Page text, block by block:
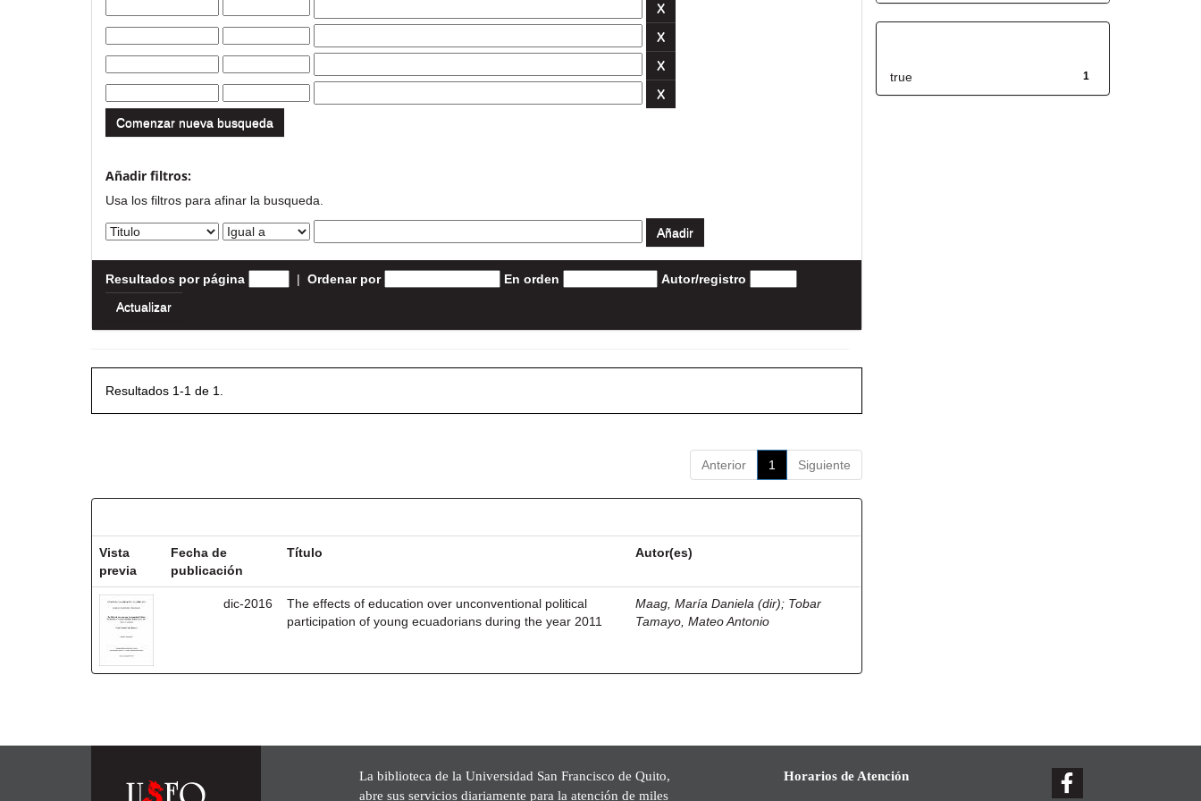
Comenzar nueva busqueda
Añadir filtros:
Usa los filtros para afinar la busqueda.
Resultados por página | Ordenar por En orden Autor/registro
Resultados 1-1 de 1.
Anterior 1 Siguiente
Vista
previa
Fecha de
publicación
Título Autor(es)
dic-2016
The effects of education over unconventional political
participation of young ecuadorians during the year 2011
Maag, María Daniela (dir); Tobar
Tamayo, Mateo Antonio
1
true
La biblioteca de la Universidad San Francisco de Quito,
abre sus servicios diariamente para la atención de miles
Horarios de Atención